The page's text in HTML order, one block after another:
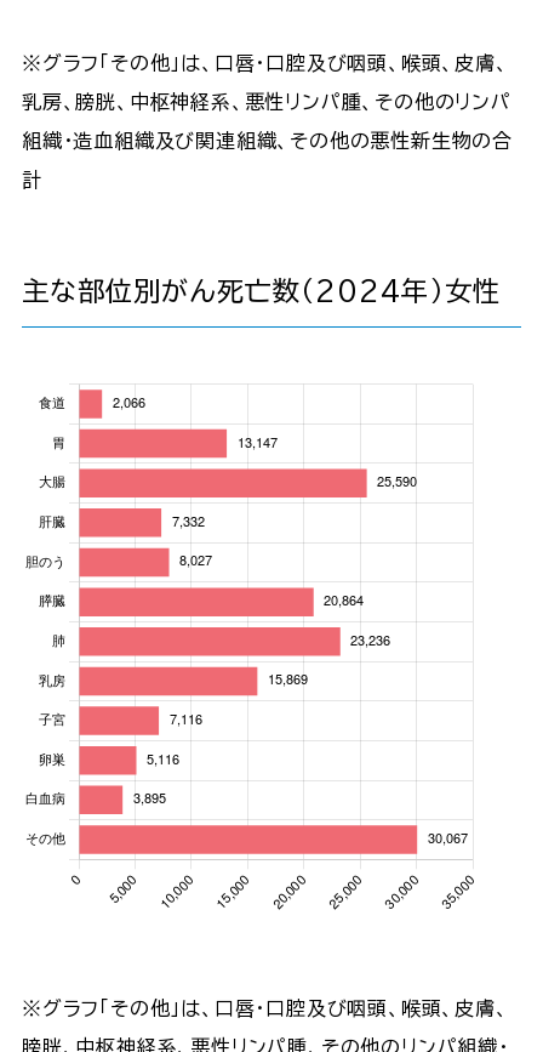
※グラフ「その他」は、口唇・口腔及び咽頭、喉頭、皮膚、
乳房、膀胱、中枢神経系、悪性リンパ腫、その他のリンパ
組織・造血組織及び関連組織、その他の悪性新生物の合
計
主な部位別がん死亡数（2024年）女性
※グラフ「その他」は、口唇・口腔及び咽頭、喉頭、皮膚、
膀胱、中枢神経系、悪性リンパ腫、その他のリンパ組織・